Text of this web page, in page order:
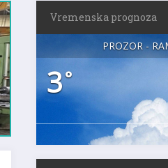
Vremenska prognoza
PROZOR -
3°